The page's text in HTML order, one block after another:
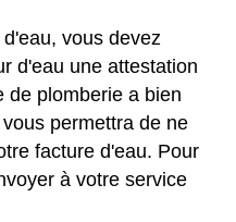
vous devez
d'eau une attestation
de plomberie a bien
permettra de ne
facture d'eau. Pour
à votre service